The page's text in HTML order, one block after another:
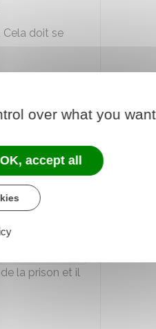
doit se
ou attestation
lieu de
son vote.
la prison et il
over what you
OK, accept all